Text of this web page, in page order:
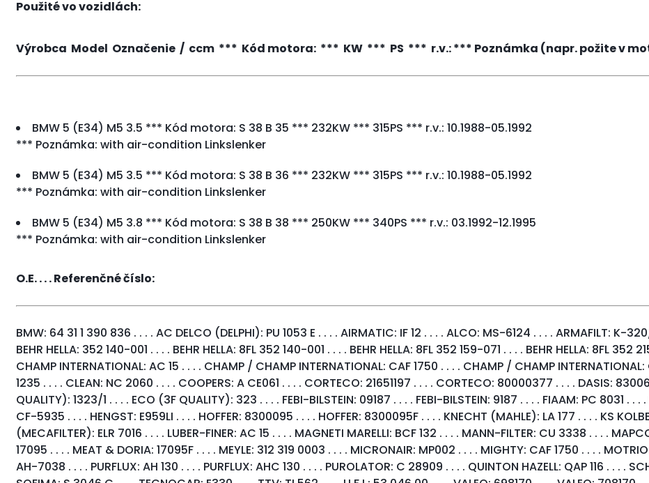
Použité vo vozidlách:
Výrobca Model Označenie / ccm *** Kód motora: *** KW *** PS *** r.v.: *** Poznámka (napr. požite v
BMW 5 (E34) M5 3.5 *** Kód motora: S 38 B 35 *** 232KW *** 315PS *** r.v.: 10.1988-05.1992
*** Poznámka: with air-condition Linkslenker
BMW 5 (E34) M5 3.5 *** Kód motora: S 38 B 36 *** 232KW *** 315PS *** r.v.: 10.1988-05.1992
*** Poznámka: with air-condition Linkslenker
BMW 5 (E34) M5 3.8 *** Kód motora: S 38 B 38 *** 250KW *** 340PS *** r.v.: 03.1992-12.1995
*** Poznámka: with air-condition Linkslenker
BMW 5 (E34) 518i *** Kód motora: M 40 B 18 (Kat.) *** 83KW *** 113PS *** r.v.: 08.1989-
09.1995 *** Poznámka: with air-condition Linkslenker
Poznámka: with air-condition Linkslenker
BMW 5 (E34) 518i Touring *** Kód motora: M 43 B 18 *** 85KW *** 115PS *** r.v.: 09.1994-
02.1996 *** Poznámka: with air-condition Linkslenker
BMW 5 (E34) 520i Touring *** Kód motora: M 50 B 20 *** 110KW *** 150PS *** r.v.: 11.1991-
02.1996 *** Poznámka: with air-condition Linkslenker
BMW 5 (E34) 520i *** Kód motora: M 20 B 20 *** 95KW *** 129PS *** r.v.: 01.1988-08.1991 ***
Poznámka: with air-condition Linkslenker
O.E. . . . Referenčné číslo:
BMW: 64 31 1 390 836 . . . . AC DELCO (DELPHI): PU 1053 E . . . . AIRMATIC: IF 12 . . . . ALCO: MS-6124 . . . . ARMAFILT: K-
BEHR HELLA: 352 140-001 . . . . BEHR HELLA: 8FL 352 140-001 . . . . BEHR HELLA: 8FL 352 159-071 . . . . BEHR HELLA: 8FL 352
CHAMP INTERNATIONAL: AC 15 . . . . CHAMP / CHAMP INTERNATIONAL: CAF 1750 . . . . CHAMP / CHAMP
1235 . . . . CLEAN: NC 2060 . . . . COOPERS: A CE061 . . . . CORTECO: 21651197 . . . . CORTECO: 80000377 . . . . DASIS:
QUALITY): 1323/1 . . . . ECO (3F QUALITY): 323 . . . . FEBI-BILSTEIN: 09187 . . . . FEBI-BILSTEIN: 9187 . . . . FIAAM: PC 8031 . . . .
CF-5935 . . . . HENGST: E959LI . . . . HOFFER: 8300095 . . . . HOFFER: 8300095F . . . . KNECHT (MAHLE): LA 177 . . . . KS
(MECAFILTER): ELR 7016 . . . . LUBER-FINER: AC 15 . . . . MAGNETI MARELLI: BCF 132 . . . . MANN-FILTER: CU 3338 . . . .
17095 . . . . MEAT & DORIA: 17095F . . . . MEYLE: 312 319 0003 . . . . MICRONAIR: MP002 . . . . MIGHTY: CAF 1750 . . . .
AH-7038 . . . . PURFLUX: AH 130 . . . . PURFLUX: AHC 130 . . . . PUROLATOR: C 28909 . . . . QUINTON HAZELL: QAP 116 . . . .